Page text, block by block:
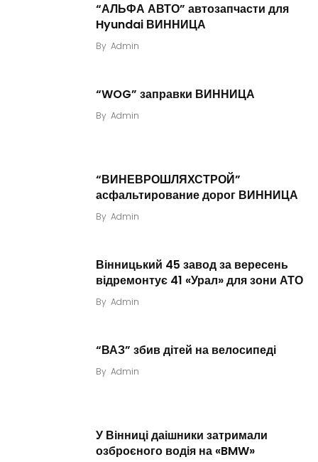
“АЛЬФА АВТО” автозапчасти для
Hyundai ВИННИЦА
By Admin
“WOG” заправки ВИННИЦА
By Admin
“ВИНЕВРОШЛЯХСТРОЙ”
асфальтирование дорог ВИННИЦА
By Admin
Вінницький 45 завод за вересень
відремонтує 41 «Урал» для зони АТО
By Admin
“ВАЗ” збив дітей на велосипеді
By Admin
У Вінниці даішники затримали
озброєного водія на «BMW»